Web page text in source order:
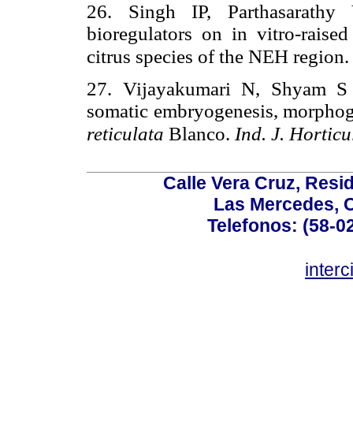
26. Singh IP,
bioregulators on in vitro-
citrus species of the NEH region.
27. Vijayakumari N, Shyam
somatic embryogenesis,
reticulata Blanco. Ind. J.
Calle Vera Cruz,
Las Mercedes,
Telefonos: (58-